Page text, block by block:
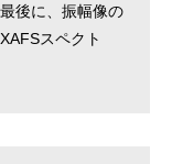
後に、振幅像の
スペクト